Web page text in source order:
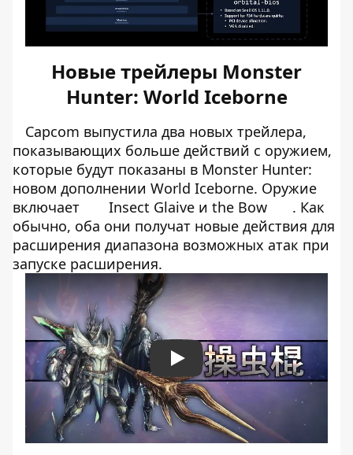
Новые трейлеры Monster
Hunter: World Iceborne
Capcom выпустила два новых трейлера,
показывающих больше действий с оружием,
которые будут показаны в Monster Hunter:
новом дополнении World Iceborne. Оружие
включает
Insect Glaive и the Bow
. Как
обычно, оба они получат новые действия для
расширения диапазона возможных атак при
запуске расширения.
Play